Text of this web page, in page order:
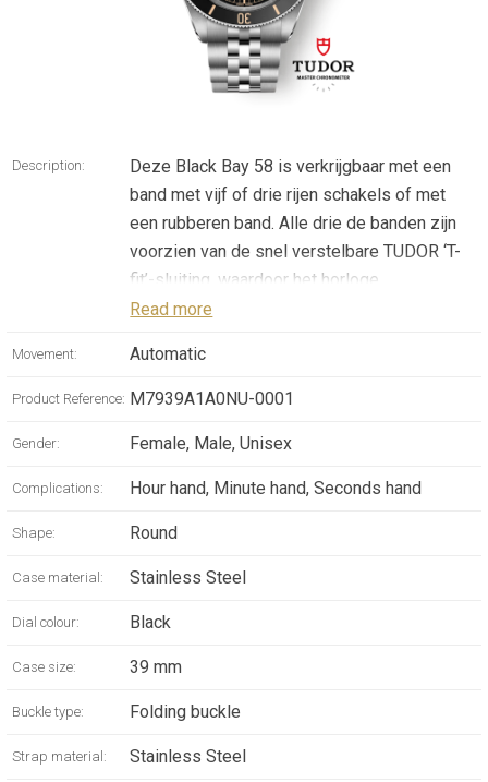
Description:
Deze Black Bay 58 is verkrijgbaar met een
band met vijf of drie rijen schakels of met
een rubberen band. Alle drie de banden zijn
voorzien van de snel verstelbare TUDOR ‘T-
fit’-sluiting, waardoor het horloge
comfortabeler dan ooit is. Bovendien heeft
gekregen. Niet alleen het ontwerp van de
kast is vernieuwd, maar ook het uiterlijk. Op
op de wijzerplaat nu nog maar twee regels
tekst staan, net als op alle TUDOR Master
wie beter kijkt, ziet ook dat de wijzers
Read more
Movement: Automatic
Product Reference: M7939A1A0NU-0001
Gender: Female, Male, Unisex
Complications: Hour hand, Minute hand, Seconds hand
Shape: Round
Case material: Stainless Steel
Dial colour: Black
Case size: 39 mm
Buckle type: Folding buckle
Strap material: Stainless Steel